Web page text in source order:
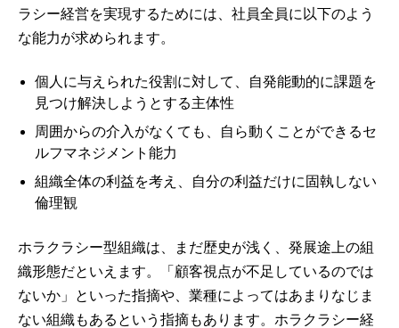
ラシー経営を実現するためには、社員全員に以下のよう
な能力が求められます。
個人に与えられた役割に対して、自発能動的に課題を
見つけ解決しようとする主体性
周囲からの介入がなくても、自ら動くことができるセ
ルフマネジメント能力
組織全体の利益を考え、自分の利益だけに固執しない
倫理観
ホラクラシー型組織は、まだ歴史が浅く、発展途上の組
織形態だといえます。「顧客視点が不足しているのでは
ないか」といった指摘や、業種によってはあまりなじま
ない組織もあるという指摘もあります。ホラクラシー経